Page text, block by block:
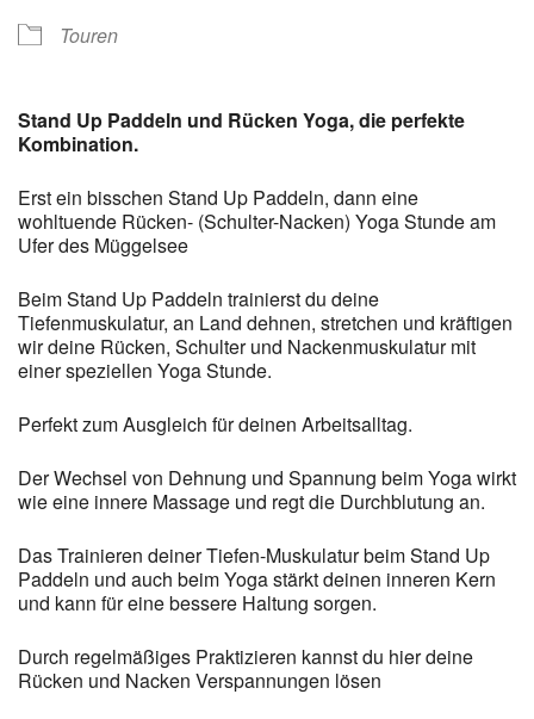
Touren
Stand Up Paddeln und Rücken Yoga, die perfekte
Kombination.
Erst ein bisschen Stand Up Paddeln, dann eine
wohltuende Rücken- (Schulter-Nacken) Yoga Stunde am
Ufer des Müggelsee
Beim Stand Up Paddeln trainierst du deine
Tiefenmuskulatur, an Land dehnen, stretchen und kräftigen
wir deine Rücken, Schulter und Nackenmuskulatur mit
einer speziellen Yoga Stunde.
Perfekt zum Ausgleich für deinen Arbeitsalltag.
Der Wechsel von Dehnung und Spannung beim Yoga wirkt
wie eine innere Massage und regt die Durchblutung an.
Das Trainieren deiner Tiefen-Muskulatur beim Stand Up
Paddeln und auch beim Yoga stärkt deinen inneren Kern
und kann für eine bessere Haltung sorgen.
Durch regelmäßiges Praktizieren kannst du hier deine
Rücken und Nacken Verspannungen lösen